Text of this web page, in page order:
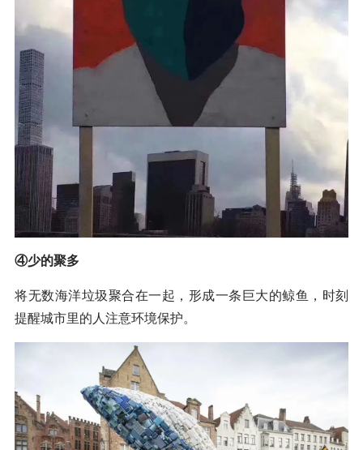
④少的聚多
将无数海洋垃圾聚合在一起，形成一条巨大的鲸鱼，时刻
提醒城市里的人注意环境保护。